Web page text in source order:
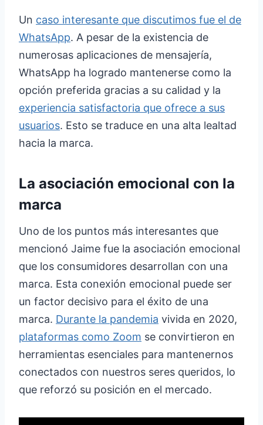
Un caso interesante que discutimos fue el de
WhatsApp. A pesar de la existencia de
numerosas aplicaciones de mensajería,
WhatsApp ha logrado mantenerse como la
opción preferida gracias a su calidad y la
experiencia satisfactoria que ofrece a sus
usuarios. Esto se traduce en una alta lealtad
hacia la marca.
La asociación emocional con la
marca
Uno de los puntos más interesantes que
mencionó Jaime fue la asociación emocional
que los consumidores desarrollan con una
marca. Esta conexión emocional puede ser
un factor decisivo para el éxito de una
marca. Durante la pandemia vivida en 2020,
plataformas como Zoom se convirtieron en
herramientas esenciales para mantenernos
conectados con nuestros seres queridos, lo
que reforzó su posición en el mercado.